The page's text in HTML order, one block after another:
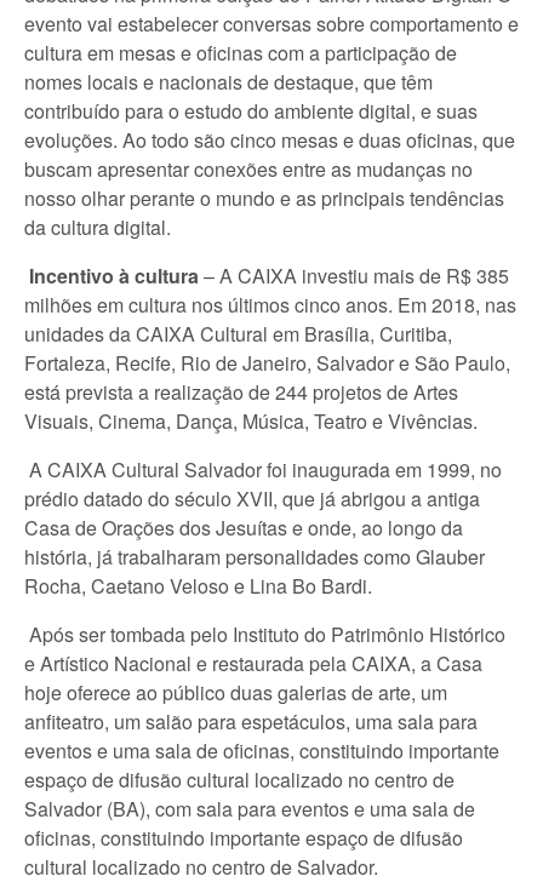
evento vai estabelecer conversas sobre comportamento e
cultura em mesas e oficinas com a participação de
nomes locais e nacionais de destaque, que têm
contribuído para o estudo do ambiente digital, e suas
evoluções. Ao todo são cinco mesas e duas oficinas, que
buscam apresentar conexões entre as mudanças no
nosso olhar perante o mundo e as principais tendências
da cultura digital.
Incentivo à cultura– A CAIXA investiu mais de R$ 385
milhões em cultura nos últimos cinco anos. Em 2018, nas
unidades da CAIXA Cultural em Brasília, Curitiba,
Fortaleza, Recife, Rio de Janeiro, Salvador e São Paulo,
está prevista a realização de 244 projetos de Artes
Visuais, Cinema, Dança, Música, Teatro e Vivências.
A CAIXA Cultural Salvador foi inaugurada em 1999, no
prédio datado do século XVII, que já abrigou a antiga
Casa de Orações dos Jesuítas e onde, ao longo da
história, já trabalharam personalidades como Glauber
Rocha, Caetano Veloso e Lina Bo Bardi.
Após ser tombada pelo Instituto do Patrimônio Histórico
e Artístico Nacional e restaurada pela CAIXA, a Casa
hoje oferece ao público duas galerias de arte, um
anfiteatro, um salão para espetáculos, uma sala para
eventos e uma sala de oficinas, constituindo importante
espaço de difusão cultural localizado no centro de
Salvador (BA), com sala para eventos e uma sala de
oficinas, constituindo importante espaço de difusão
cultural localizado no centro de Salvador.